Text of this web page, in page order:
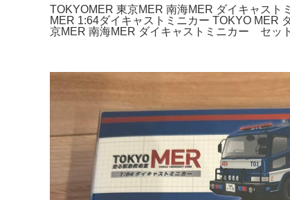
TOKYOMER 東京MER 南海MER ダイキャスト
MER 1:64ダイキャストミニカー TOKYO MER
京MER 南海MER ダイキャストミニカー セッ